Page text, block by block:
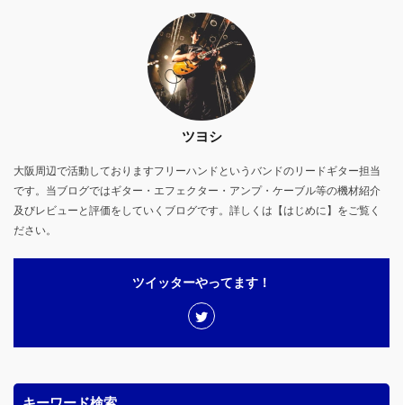
ツヨシ
大阪周辺で活動しておりますフリーハンドというバンドのリードギター担当
です。当ブログではギター・エフェクター・アンプ・ケーブル等の機材紹介
及びレビューと評価をしていくブログです。詳しくは【はじめに】をご覧く
ださい。
ツイッターやってます！